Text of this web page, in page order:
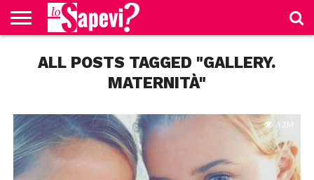
BENESSERE
GOSSIP
PRODOTTI
AMAZON
NEWS
CASA E
CUCINA
ALL POSTS TAGGED "GALLERY.
MATERNITÀ"
1.2M